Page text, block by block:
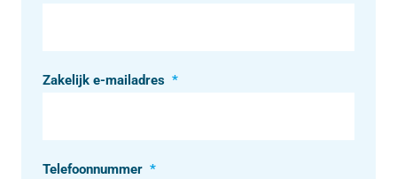
Zakelijk e-mailadres *
Telefoonnummer *